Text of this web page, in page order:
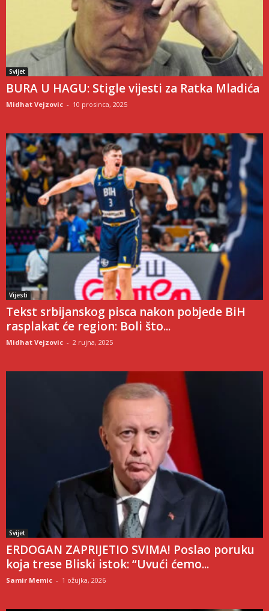
Svijet
BURA U HAGU: Stigle vijesti za Ratka Mladića
Midhat Vejzovic - 10 prosinca, 2025
Vijesti
Tekst srbijanskog pisca nakon pobjede BiH
rasplakat će region: Boli što...
Midhat Vejzovic - 2 rujna, 2025
Svijet
ERDOGAN ZAPRIJETIO SVIMA! Poslao poruku
koja trese Bliski istok: “Uvući ćemo...
Samir Memic - 1 ožujka, 2026